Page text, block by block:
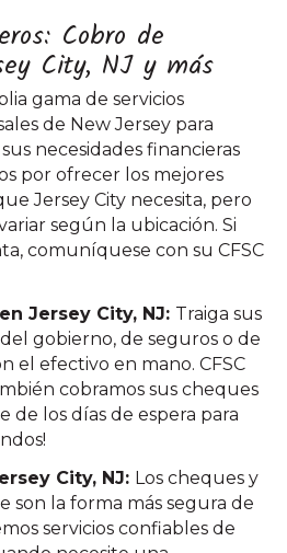
Cobro de
City, NJ y más
gama de servicios
de New Jersey para
necesidades financieras
por ofrecer los mejores
Jersey City necesita, pero
según la ubicación. Si
comuníquese con su CFSC
Jersey City, NJ: Traiga sus
gobierno, de seguros o de
el efectivo en mano. CFSC
cobramos sus cheques
de los días de espera para
City, NJ: Los cheques y
son la forma más segura de
servicios confiables de